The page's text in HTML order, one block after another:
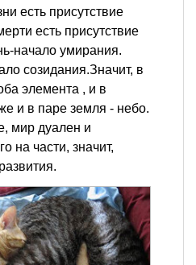
есть присутствие
есть присутствие
начало умирания.
созидания.Значит, в
элемента , и в
и в паре земля - небо.
мир дуален и
на части, значит,